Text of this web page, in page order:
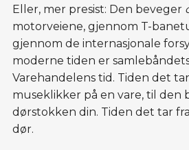
Eller, mer presist: Den beveger
motorveiene, gjennom T-
gjennom de internasjonale
moderne tiden er
Varehandelens tid. Tiden det
museklikker på en vare, til den
dørstokken din. Tiden det tar
dør.